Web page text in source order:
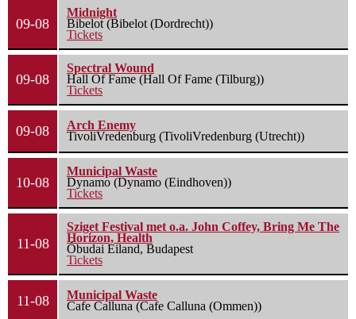
09-08
Midnight
Bibelot (Bibelot (Dordrecht))
Tickets
09-08
Spectral Wound
Hall Of Fame (Hall Of Fame (Tilburg))
Tickets
09-08
Arch Enemy
TivoliVredenburg (TivoliVredenburg (Utrecht))
10-08
Municipal Waste
Dynamo (Dynamo (Eindhoven))
Tickets
11-08
Sziget Festival met o.a. John Coffey, Bring Me The
Horizon, Health
Óbudai Eiland, Budapest
Tickets
11-08
Municipal Waste
Cafe Calluna (Cafe Calluna (Ommen))